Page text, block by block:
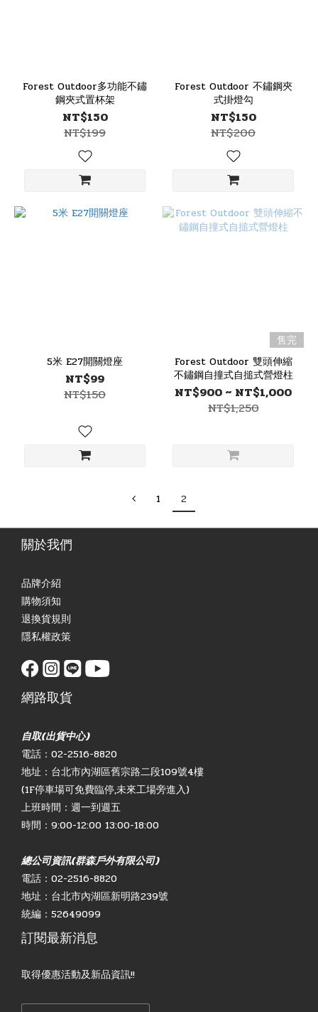
Forest Outdoor多功能不鏽
鋼夾式置杯架
NT$150
NT$199
Forest Outdoor 不鏽鋼夾
式掛燈勾
NT$150
NT$200
5米 E27開關燈座
NT$99
NT$150
售完
Forest Outdoor 雙頭伸縮
不鏽鋼自撞式自搥式營燈柱
NT$900 ~ NT$1,000
NT$1,250
1 2
關於我們
品牌介紹
購物須知
退換貨規則
隱私權政策
網路取貨
自取(出貨中心)
電話：02-2516-8820
地址：台北市內湖區舊宗路二段109號4樓
(1F停車場可免費臨停,未來工場旁進入)
上班時間：週一到週五
時間：9:00-12:00 13:00-18:00
總公司資訊(群森戶外有限公司)
電話：02-2516-8820
地址：台北市內湖區新明路239號
統編：52649099
訂閱最新消息
取得優惠活動及新品資訊!!